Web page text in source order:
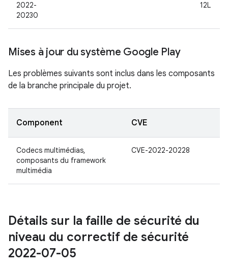
2022-
20230
12L
Mises à jour du système Google Play
Les problèmes suivants sont inclus dans les composants
de la branche principale du projet.
Component CVE
Codecs multimédias,
composants du framework
multimédia
CVE-2022-20228
Détails sur la faille de sécurité du
niveau du correctif de sécurité
2022-07-05